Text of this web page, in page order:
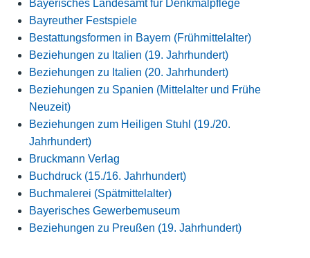
Bayerisches Landesamt für Denkmalpflege
Bayreuther Festspiele
Bestattungsformen in Bayern (Frühmittelalter)
Beziehungen zu Italien (19. Jahrhundert)
Beziehungen zu Italien (20. Jahrhundert)
Beziehungen zu Spanien (Mittelalter und Frühe
Neuzeit)
Beziehungen zum Heiligen Stuhl (19./20.
Jahrhundert)
Bruckmann Verlag
Buchdruck (15./16. Jahrhundert)
Buchmalerei (Spätmittelalter)
Bayerisches Gewerbemuseum
Beziehungen zu Preußen (19. Jahrhundert)